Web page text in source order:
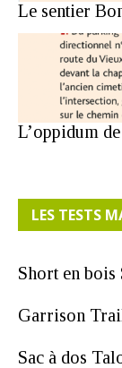
Le sentier
L’oppidum
LES TESTS
Short en bois
Garrison
Sac à dos